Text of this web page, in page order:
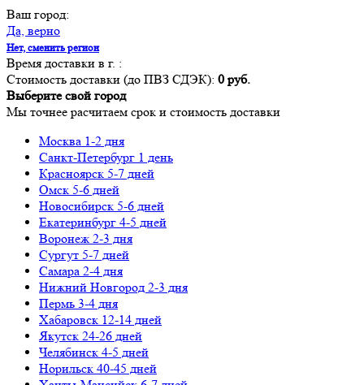
Ваш город:
Да, верно
Нет, сменить регион
Время доставки в г. :
Стоимость доставки (до ПВЗ СДЭК): 0 руб.
Выберите свой город
Мы точнее расчитаем срок и стоимость доставки
Москва 1-2 дня
Санкт-Петербург 1 день
Красноярск 5-7 дней
Омск 5-6 дней
Новосибирск 5-6 дней
Екатеринбург 4-5 дней
Воронеж 2-3 дня
Сургут 5-7 дней
Самара 2-4 дня
Нижний Новгород 2-3 дня
Пермь 3-4 дня
Хабаровск 12-14 дней
Якутск 24-26 дней
Челябинск 4-5 дней
Норильск 40-45 дней